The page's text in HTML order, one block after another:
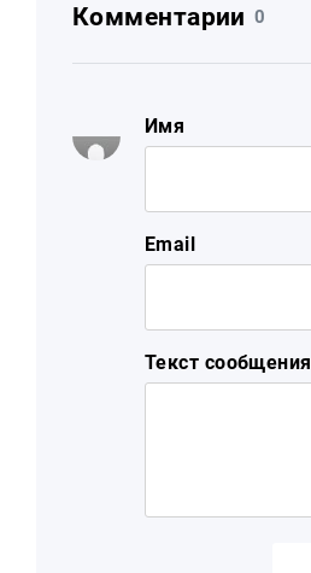
Комментарии 0
Имя
Email
Текст сообщения